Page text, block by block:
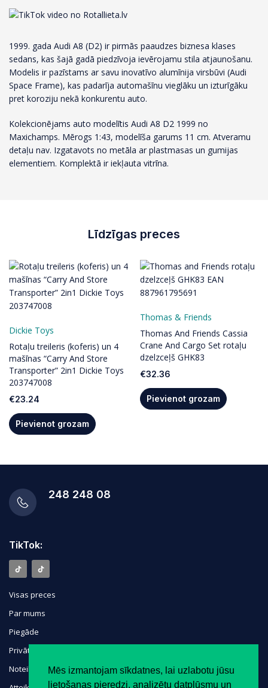
1999. gada Audi A8 (D2) ir pirmās paaudzes biznesa klases
sedans, kas šajā gadā piedzīvoja ievērojamu stila atjaunošanu.
Modelis ir pazīstams ar savu inovatīvo alumīnija virsbūvi (Audi
Space Frame), kas padarīja automašīnu vieglāku un izturīgāku
pret koroziju nekā konkurentu auto.
Kolekcionējams auto modelītis Audi A8 D2 1999 no
Maxichamps. Mērogs 1:43, modelīša garums 11 cm. Atveramu
detaļu nav. Izgatavots no metāla ar plastmasas un gumijas
elementiem. Komplektā ir iekļauta vitrīna.
Līdzīgas preces
Dickie Toys
Rotaļu treileris (koferis) un 4
mašīnas “Carry And Store
Transporter” 2in1 Dickie Toys
203747008
€23.24
Pievienot grozam
Thomas & Friends
Thomas And Friends Cassia
Crane And Cargo Set rotaļu
dzelzceļš GHK83
€32.36
Pievienot grozam
248 248 08
TikTok:
Visas preces
Par mums
Piegāde
Privātuma politika
Noteikumi
Mēs izmantojam sīkdatnes, lai uzlabotu jūsu
lietošanas pieredzi, analizētu datplūsmu un